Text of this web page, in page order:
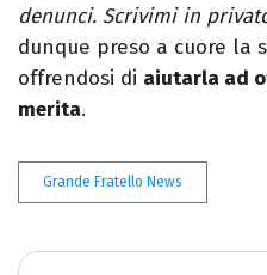
denunci. Scrivimi in
dunque preso a cuore la
offrendosi di aiutarla ad
merita.
Grande Fratello News